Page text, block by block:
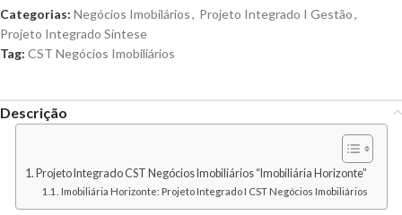
Categorias: Negócios Imobilários, Projeto Integrado I Gestão,
Projeto Integrado Síntese
Tag: CST Negócios Imobiliários
Descrição
Projeto Integrado CST Negócios Imobiliários “Imobiliária Horizonte”
Imobiliária Horizonte: Projeto Integrado I CST Negócios Imobiliários